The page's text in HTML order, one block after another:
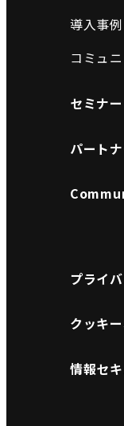
導入事例
コミュ
セミナー
パート
プライ
クッキ
情報セ